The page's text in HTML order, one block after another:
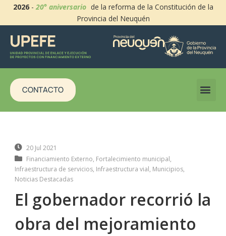
2026-20° aniversario de la reforma de la Constitución de la
Provincia del Neuquén
CONTACTO
20 Jul 2021
Financiamiento Externo, Fortalecimiento municipal,
Infraestructura de servicios, Infraestructura vial, Municipios,
Noticias Destacadas
El gobernador recorrió la
obra del mejoramiento